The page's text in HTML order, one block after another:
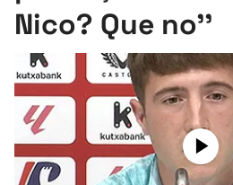
Ciclismo
Herri-kirolak
Nico? Que no''